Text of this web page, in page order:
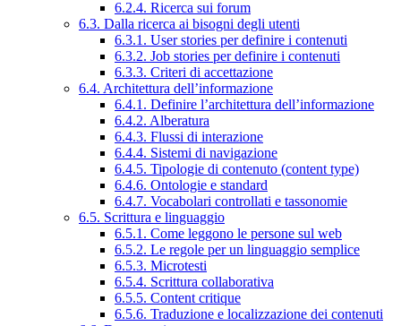
6.2.4. Ricerca sui forum
6.3. Dalla ricerca ai bisogni degli utenti
6.3.1. User stories per definire i contenuti
6.3.2. Job stories per definire i contenuti
6.3.3. Criteri di accettazione
6.4. Architettura dell’informazione
6.4.1. Definire l’architettura dell’informazione
6.4.2. Alberatura
6.4.3. Flussi di interazione
6.4.4. Sistemi di navigazione
6.4.5. Tipologie di contenuto (content type)
6.4.6. Ontologie e standard
6.4.7. Vocabolari controllati e tassonomie
6.5. Scrittura e linguaggio
6.5.1. Come leggono le persone sul web
6.5.2. Le regole per un linguaggio semplice
6.5.3. Microtesti
6.5.4. Scrittura collaborativa
6.5.5. Content critique
6.5.6. Traduzione e localizzazione dei contenuti